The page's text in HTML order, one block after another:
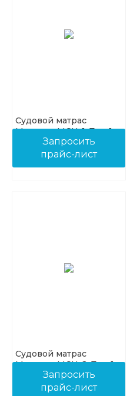
Судовой матрас
Матрекс-МСН-1, Тип 1
Запросить
прайс-лист
Судовой матрас
Матрекс-МСН-2, Тип 1
Запросить
прайс-лист